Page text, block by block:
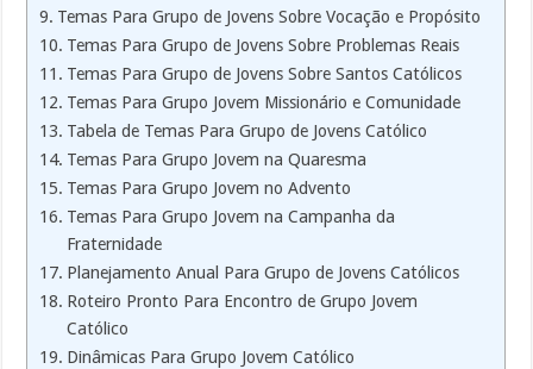
Temas Para Grupo de Jovens Sobre Vocação e Propósito
Temas Para Grupo de Jovens Sobre Problemas Reais
Temas Para Grupo de Jovens Sobre Santos Católicos
Temas Para Grupo Jovem Missionário e Comunidade
Tabela de Temas Para Grupo de Jovens Católico
Temas Para Grupo Jovem na Quaresma
Temas Para Grupo Jovem no Advento
Temas Para Grupo Jovem na Campanha da
Fraternidade
Planejamento Anual Para Grupo de Jovens Católicos
Roteiro Pronto Para Encontro de Grupo Jovem
Católico
Dinâmicas Para Grupo Jovem Católico